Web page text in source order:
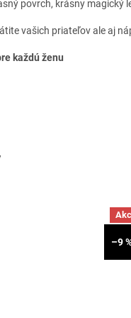
povrch, krásny magický
vašich priateľov ale aj
každú ženu
–9